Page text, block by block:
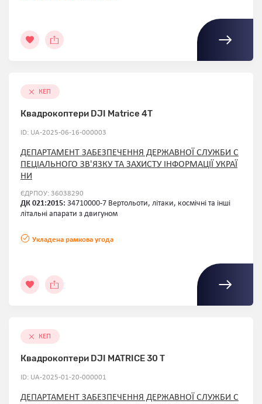
КЕП
Квадрокоптери DJI Matrice 4T
ID: UA-2025-06-16-000003
ДЕПАРТАМЕНТ ЗАБЕЗПЕЧЕННЯ ДЕРЖАВНОЇ СЛУЖБИ С
ПЕЦІАЛЬНОГО ЗВ'ЯЗКУ ТА ЗАХИСТУ ІНФОРМАЦІЇ УКРАЇ
НИ
ЄДРПОУ: 36038290
ДК 021:2015: 34710000-7 Вертольоти, літаки, космічні та інші
літальні апарати з двигуном
Укладена рамкова угода
КЕП
Квадрокоптери DJI MATRICE 30 T
ID: UA-2025-01-20-000001
ДЕПАРТАМЕНТ ЗАБЕЗПЕЧЕННЯ ДЕРЖАВНОЇ СЛУЖБИ С